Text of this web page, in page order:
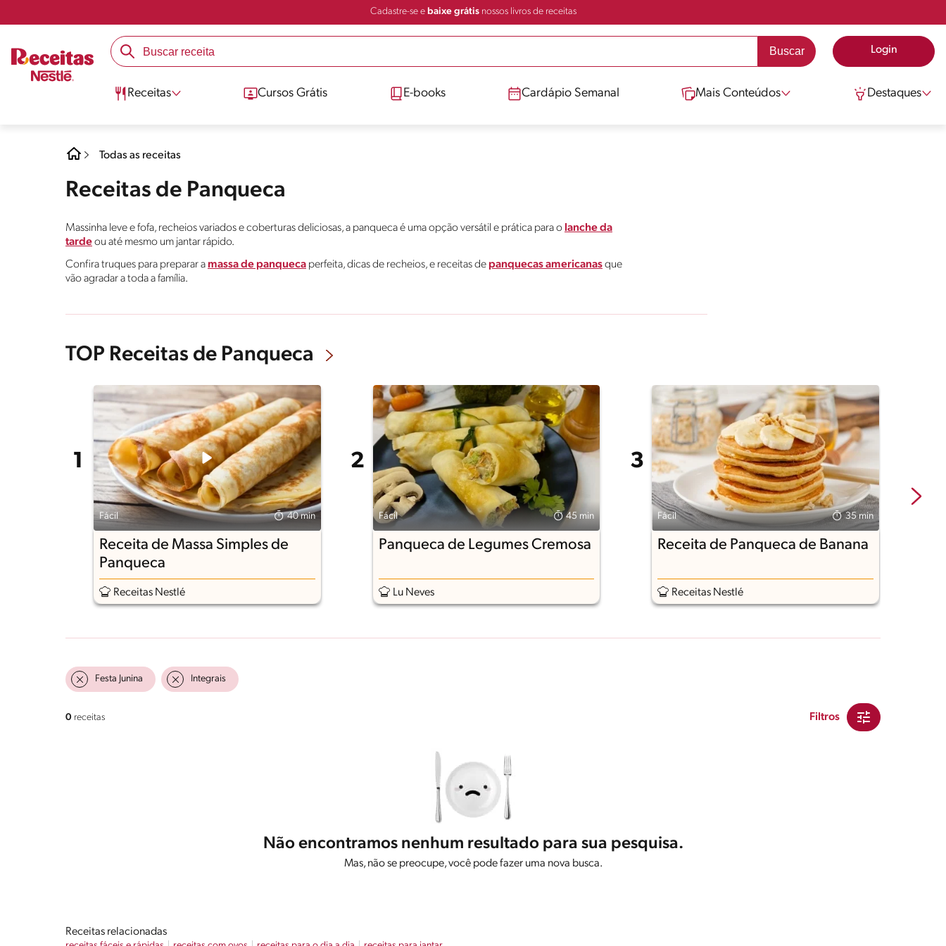
Cadastre-se e baixe grátisnossos livros de receitas
Login
Receitas Cursos Grátis E-books Cardápio Semanal Mais Conteúdos Destaques
Todas as receitas
Receitas de Panqueca
Massinha leve e fofa, recheios variados e coberturas deliciosas, a panqueca é uma opção versátil e prática para o lanche da
tardeou até mesmo um jantar rápido.
Confira truques para preparar a massa de panqueca perfeita, dicas de recheios, e receitas de panquecas americanasque
vão agradar a toda a família.
TOP Receitas de Panqueca
Fácil 40 min
Receita de Massa Simples de
Panqueca
Receitas Nestlé
Fácil 45 min
Panqueca de Legumes Cremosa
Lu Neves
Fácil 35 min
Receita de Panqueca de Banana
Receitas Nestlé
Festa Junina Integrais
0 receitas Filtros
Não encontramos nenhum resultado para sua pesquisa.
Mas, não se preocupe, você pode fazer uma nova busca.
Receitas relacionadas